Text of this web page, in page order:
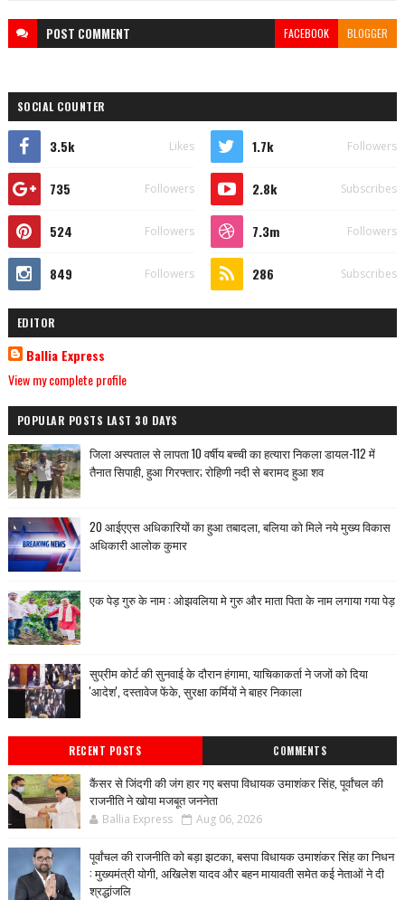
POST COMMENT FACEBOOK BLOGGER
SOCIAL COUNTER
3.5k Likes 1.7k Followers
735 Followers 2.8k Subscribes
524 Followers 7.3m Followers
849 Followers 286 Subscribes
EDITOR
Ballia Express
View my complete profile
POPULAR POSTS LAST 30 DAYS
जिला अस्पताल से लापता 10 वर्षीय बच्ची का हत्यारा निकला डायल-112 में
तैनात सिपाही, हुआ गिरफ्तार; रोहिणी नदी से बरामद हुआ शव
20 आईएएस अधिकारियों का हुआ तबादला, बलिया को मिले नये मुख्य विकास
अधिकारी आलोक कुमार
एक पेड़ गुरु के नाम : ओझवलिया मे गुरु और माता पिता के नाम लगाया गया पेड़
सुप्रीम कोर्ट की सुनवाई के दौरान हंगामा, याचिकाकर्ता ने जजों को दिया
'आदेश', दस्तावेज फेंके, सुरक्षा कर्मियों ने बाहर निकाला
RECENT POSTS COMMENTS
कैंसर से जिंदगी की जंग हार गए बसपा विधायक उमाशंकर सिंह, पूर्वांचल की
राजनीति ने खोया मजबूत जननेता
Ballia Express Aug 06, 2026
पूर्वांचल की राजनीति को बड़ा झटका, बसपा विधायक उमाशंकर सिंह का निधन
: मुख्यमंत्री योगी, अखिलेश यादव और बहन मायावती समेत कई नेताओं ने दी
श्रद्धांजलि